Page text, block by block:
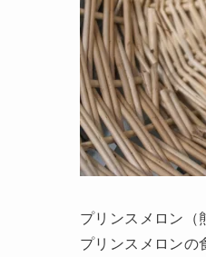
プリンスメロン（
プリンスメロンの